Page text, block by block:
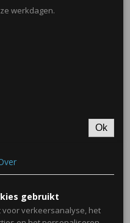
werkdagen.
Ok
gebruikt
verkeersanalyse, het